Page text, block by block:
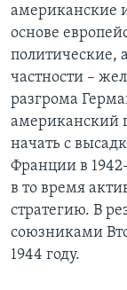
американские
основе
политические,
частности –
разгрома
американский
начать с
Франции в
в то время
стратегию. В
союзниками
1944 году.